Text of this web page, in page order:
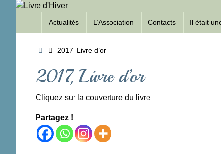
Passer
Actualités L’Association Contacts Il était
Accueil2017, Livre d’or
2017, Livre d’or
Cliquez sur la couverture du livre
Partagez !